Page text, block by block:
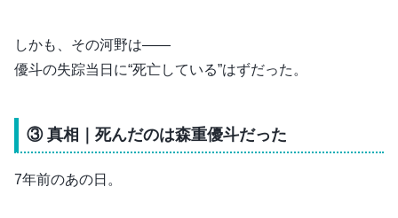
しかも、その河野は――
優斗の失踪当日に“死亡している”はずだった。
③ 真相｜死んだのは森重優斗だった
7年前のあの日。